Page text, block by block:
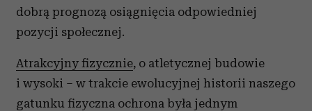
dobrą prognozą osiągnięcia odpowiedniej
pozycji społecznej.
Atrakcyjny fizycznie, o atletycznej budowie
i wysoki – w trakcie ewolucyjnej historii naszego
gatunku fizyczna ochrona była jednym